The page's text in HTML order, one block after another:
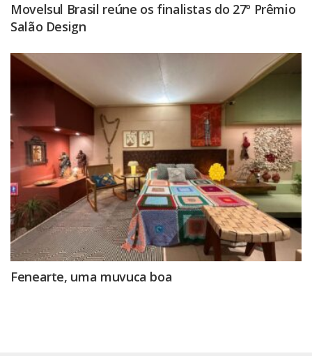
Movelsul Brasil reúne os finalistas do 27º Prêmio
Salão Design
Fenearte, uma muvuca boa